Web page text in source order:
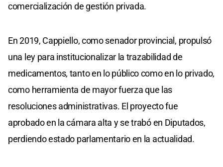
comercialización de gestión privada.
En 2019, Cappiello, como senador provincial, propulsó
una ley para institucionalizar la trazabilidad de
medicamentos, tanto en lo público como en lo privado,
como herramienta de mayor fuerza que las
resoluciones administrativas. El proyecto fue
aprobado en la cámara alta y se trabó en Diputados,
perdiendo estado parlamentario en la actualidad.